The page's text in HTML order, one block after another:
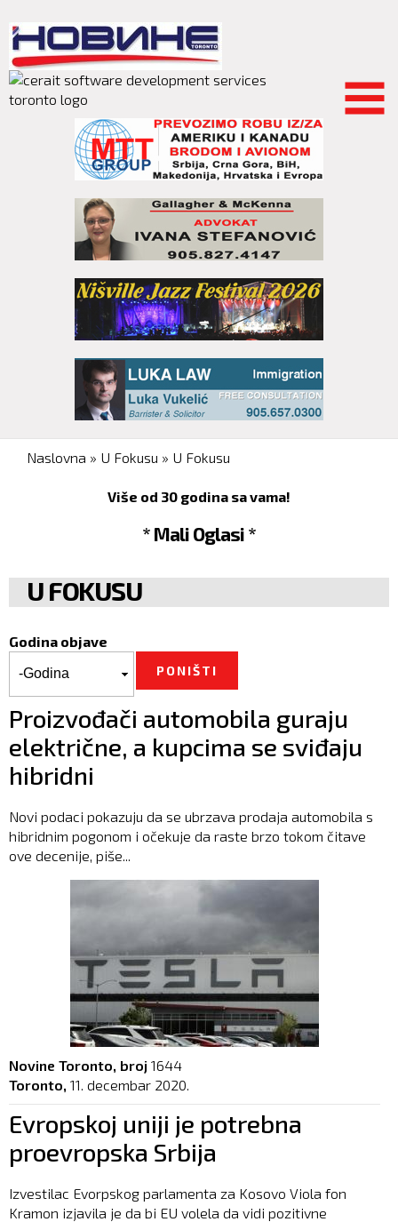
main
content
You are here
Naslovna » U Fokusu » U Fokusu
Više od 30 godina sa vama!
* Mali Oglasi *
U FOKUSU
Godina objave
Proizvođači automobila guraju
električne, a kupcima se sviđaju
hibridni
Novi podaci pokazuju da se ubrzava prodaja automobila s
hibridnim pogonom i očekuje da raste brzo tokom čitave
ove decenije, piše...
Novine Toronto, broj 1644
Toronto, 11. decembar 2020.
Evropskoj uniji je potrebna
proevropska Srbija
Izvestilac Evorpskog parlamenta za Kosovo Viola fon
Kramon izjavila je da bi EU volela da vidi pozitivne